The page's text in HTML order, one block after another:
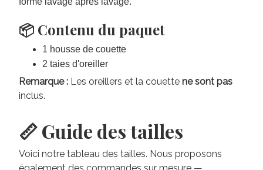
📦 Contenu du paquet
1 housse de couette
2 taies d'oreiller
Remarque : Les oreillers et la couette ne sont pas
inclus.
📏 Guide des tailles
Voici notre tableau des tailles. Nous proposons